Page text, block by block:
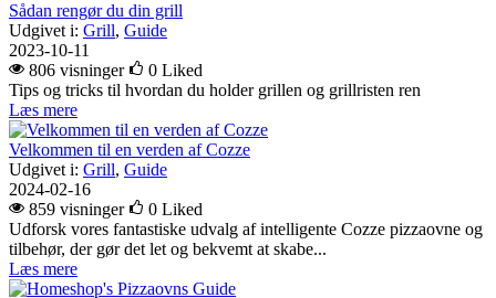
Sådan rengør du din grill
Udgivet i: Grill, Guide
2023-10-11
806 visninger
0 Liked
Tips og tricks til hvordan du holder grillen og grillristen ren
Læs mere
Velkommen til en verden af Cozze
Udgivet i: Grill, Guide
2024-02-16
859 visninger
0 Liked
Udforsk vores fantastiske udvalg af intelligente Cozze pizzaovne og
tilbehør, der gør det let og bekvemt at skabe...
Læs mere